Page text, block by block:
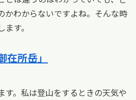
かわからないですよね。そんな時
す。
所岳」
す。私は登山をするときの天気や